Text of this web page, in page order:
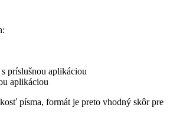
príslušnou aplikáciou
aplikáciou
písma, formát je preto vhodný skôr pre